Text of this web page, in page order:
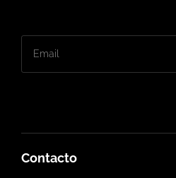
Contacto